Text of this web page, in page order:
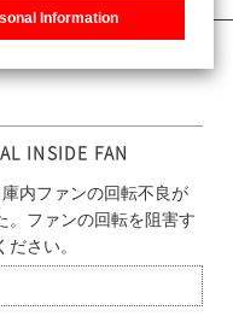
INSIDE FAN
内ファンの回転不良が
。ファンの回転を阻害す
さい。
with our partners.
settings on our
Information